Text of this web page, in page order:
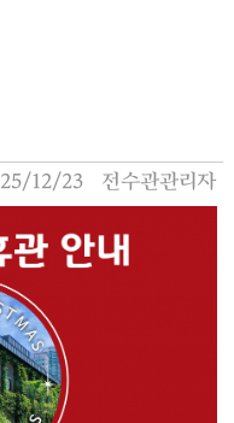
25/12/23 전수관관리자